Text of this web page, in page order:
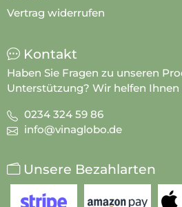
Vertrag widerrufen
Kontakt
Haben Sie Fragen zu unseren
Unterstützung? Wir helfen Ihnen
0234 324 59 86
info@vinaglobo.de
Unsere Bezahlarten